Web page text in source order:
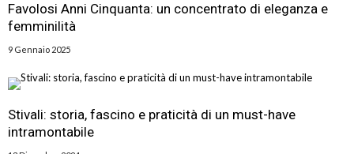
Favolosi Anni Cinquanta: un concentrato di eleganza e
femminilità
9 Gennaio 2025
Stivali: storia, fascino e praticità di un must-have
intramontabile